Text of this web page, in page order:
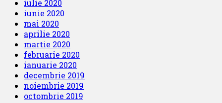
iulie 2020
iunie 2020
mai 2020
aprilie 2020
martie 2020
februarie 2020
ianuarie 2020
decembrie 2019
noiembrie 2019
octombrie 2019